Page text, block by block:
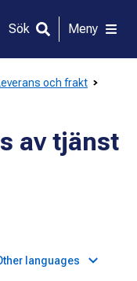
Sök Meny
och frakt
av tjänst
languages